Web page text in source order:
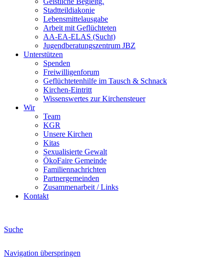
Stadtteildiakonie
Lebensmittelausgabe
Arbeit mit Geflüchteten
AA-EA-ELAS (Sucht)
Jugendberatungs­zentrum JBZ
Unterstützen
Spenden
Freiwilligenforum
Geflüchtetenhilfe im Tausch & Schnack
Kirchen-Eintritt
Wissenswertes zur Kirchensteuer
Wir
Team
KGR
Unsere Kirchen
Kitas
Sexualisierte Gewalt
ÖkoFaire Gemeinde
Familiennachrichten
Partnergemeinden
Zusammenarbeit / Links
Kontakt
Suche
Navigation überspringen